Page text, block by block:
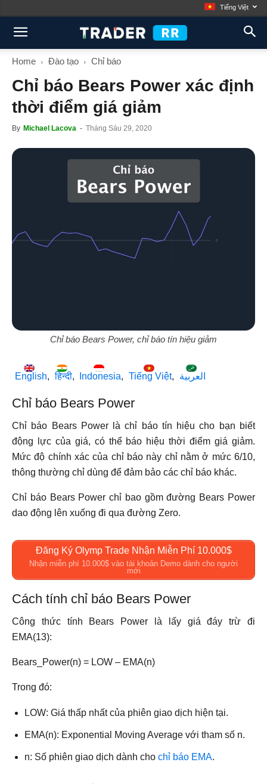
Tiếng Việt
Home Đào tạo Chỉ báo
Chỉ báo Bears Power xác định
thời điểm giá giảm
By Michael Lacova - Tháng Sáu 29, 2020
Chỉ báo Bears Power, chỉ báo tín hiệu giảm
English हिन्दी Indonesia Tiếng Việt العربية
Chỉ báo Bears Power
Chỉ báo Bears Power là chỉ báo tín hiệu cho bạn biết
động lực của giá, có thể báo hiệu thời điểm giá giảm.
Mức độ chính xác của chỉ báo này chỉ nằm ở mức 6/10,
thông thường chỉ dùng để đảm bảo các chỉ báo khác.
Chỉ báo Bears Power chỉ bao gồm đường Bears Power
dao động lên xuống đi qua đường Zero.
Đăng Ký Olymp Trade Nhận Miễn Phí 10.000$
Nhận miễn phí 10.000$ vào tài khoản Demo dành cho người
mới
Cách tính chỉ báo Bears Power
Công thức tính Bears Power là lấy giá đáy trừ đi
EMA(13):
Bears_Power(n) = LOW – EMA(n)
Trong đó:
LOW: Giá thấp nhất của phiên giao dịch hiện tại.
EMA(n): Exponential Moving Average với tham số n.
n: Số phiên giao dịch dành cho chỉ báo EMA.